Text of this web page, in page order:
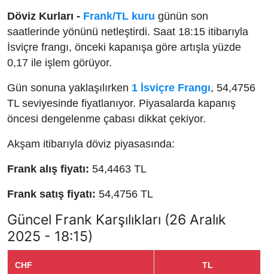
Döviz Kurları - Frank/TL kuru günün son
saatlerinde yönünü netleştirdi. Saat 18:15 itibarıyla
İsviçre frangı, önceki kapanışa göre artışla yüzde
0,17 ile işlem görüyor.
Gün sonuna yaklaşılırken 1 İsviçre Frangı, 54,4756
TL seviyesinde fiyatlanıyor. Piyasalarda kapanış
öncesi dengelenme çabası dikkat çekiyor.
Akşam itibarıyla döviz piyasasında:
Frank alış fiyatı: 54,4463 TL
Frank satış fiyatı: 54,4756 TL
Güncel Frank Karşılıkları (26 Aralık
2025 - 18:15)
CHF TL